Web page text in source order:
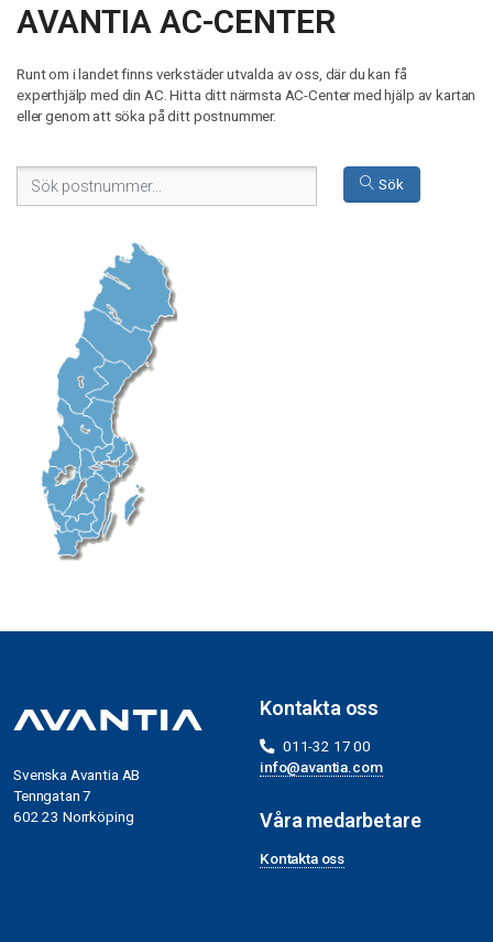
AVANTIA AC-CENTER
Runt om i landet finns verkstäder utvalda av oss, där du kan få
experthjälp med din AC. Hitta ditt närmsta AC-Center med hjälp av kartan
eller genom att söka på ditt postnummer.
Sök
Svenska Avantia AB
Tenngatan 7
602 23 Norrköping
Kontakta oss
011-32 17 00
info@avantia.com
Våra medarbetare
Kontakta oss